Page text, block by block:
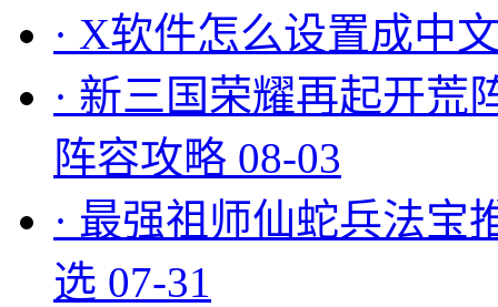
· X软件怎么设置成中
· 新三国荣耀再起开荒
阵容攻略 08-03
· 最强祖师仙蛇兵法宝
选 07-31